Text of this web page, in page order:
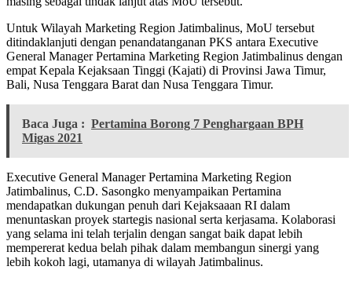
Untuk Wilayah Marketing Region Jatimbalinus, MoU tersebut
ditindaklanjuti dengan penandatanganan PKS antara Executive
General Manager Pertamina Marketing Region Jatimbalinus dengan
empat Kepala Kejaksaan Tinggi (Kajati) di Provinsi Jawa Timur,
Bali, Nusa Tenggara Barat dan Nusa Tenggara Timur.
Baca Juga : Pertamina Borong 7 Penghargaan BPH
Migas 2021
Executive General Manager Pertamina Marketing Region
Jatimbalinus, C.D. Sasongko menyampaikan Pertamina
mendapatkan dukungan penuh dari Kejaksaaan RI dalam
menuntaskan proyek startegis nasional serta kerjasama. Kolaborasi
yang selama ini telah terjalin dengan sangat baik dapat lebih
mempererat kedua belah pihak dalam membangun sinergi yang
lebih kokoh lagi, utamanya di wilayah Jatimbalinus.